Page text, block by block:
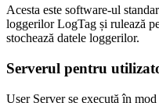
Acesta este software-ul
loggerilor LogTag și rulează
stochează datele loggerilor.
Serverul pentru
User Server se execută în